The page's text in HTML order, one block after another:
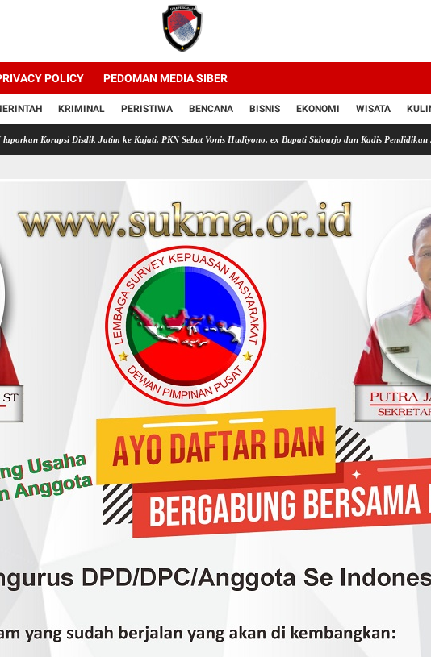
POLICY PEDOMAN MEDIA SIBER
KRIMINAL PERISTIWA BENCANA BISNIS EKONOMI WISATA
Disdik Jatim ke Kajati. PKN Sebut Vonis Hudiyono, ex Bupati Sidoarjo dan Kadis Pendidikan Jatim Bukti